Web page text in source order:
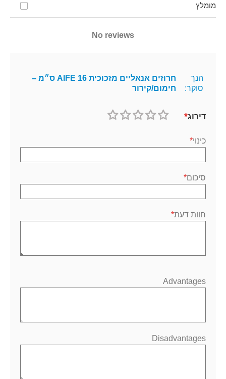
מומלץ
No reviews
הנך
סוקר:
חרוזים אנאליים מזכוכית AIFE 16 ס״מ –
חימום/קירור
דירוג
כינוי
סיכום
חוות דעת
Advantages
Disadvantages